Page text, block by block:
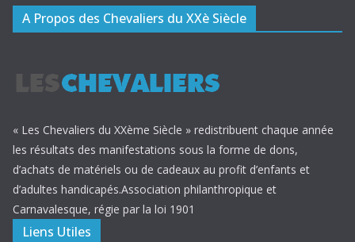
A Propos des Chevaliers du XXè Siècle
« Les Chevaliers du XXème Siècle » redistribuent chaque année
les résultats des manifestations sous la forme de dons,
d’achats de matériels ou de cadeaux au profit d’enfants et
d’adultes handicapés.Association philanthropique et
Carnavalesque, régie par la loi 1901
Liens Utiles